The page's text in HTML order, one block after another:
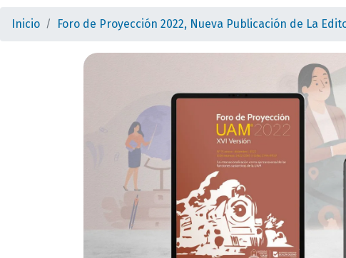
Inicio Foro de Proyección 2022, Nueva Publicación de La